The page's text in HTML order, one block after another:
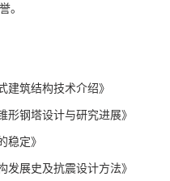
。
建筑结构技术介绍》
形钢塔设计与研究进展》
稳定》
发展史及抗震设计方法》